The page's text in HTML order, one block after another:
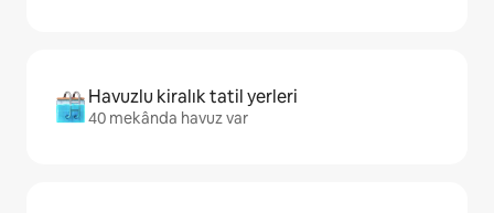
Havuzlu kiralık tatil yerleri
40 mekânda havuz var